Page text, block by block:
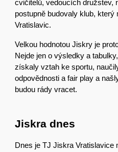
cvičitelů, vedoucích družstev,
postupně budovaly klub,
Vratislavic.
Velkou hodnotou Jiskry je
Nejde jen o výsledky a
získaly vztah ke sportu,
odpovědnosti a fair play a
budou rády vracet.
Jiskra dnes
Dnes je TJ Jiskra Vratislavice